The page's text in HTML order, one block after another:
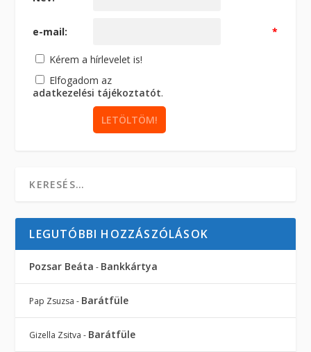
e-mail: *
Kérem a hírlevelet is!
Elfogadom az
adatkezelési tájékoztatót.
LEGUTÓBBI HOZZÁSZÓLÁSOK
Pozsar Beáta - Bankkártya
Pap Zsuzsa - Barátfüle
Gizella Zsitva - Barátfüle